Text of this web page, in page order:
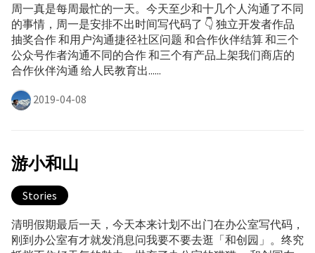
周一真是每周最忙的一天。今天至少和十几个人沟通了不同
的事情，周一是安排不出时间写代码了 👇 独立开发者作品
抽奖合作 和用户沟通捷径社区问题 和合作伙伴结算 和三个
公众号作者沟通不同的合作 和三个有产品上架我们商店的
合作伙伴沟通 给人民教育出......
2019-04-08
游小和山
Stories
清明假期最后一天，今天本来计划不出门在办公室写代码，
刚到办公室有才就发消息问我要不要去逛「和创园」。终究